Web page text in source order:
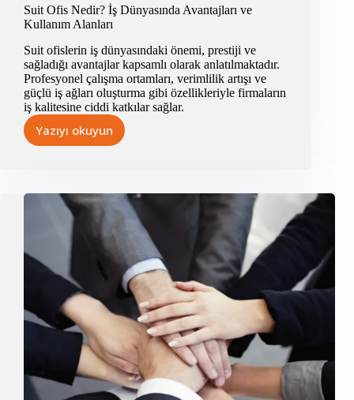
Suit Ofis Nedir? İş Dünyasında Avantajları ve
Kullanım Alanları
Suit ofislerin iş dünyasındaki önemi, prestiji ve
sağladığı avantajlar kapsamlı olarak anlatılmaktadır.
Profesyonel çalışma ortamları, verimlilik artışı ve
güçlü iş ağları oluşturma gibi özellikleriyle firmaların
iş kalitesine ciddi katkılar sağlar.
Yazıyı okuyun
Suit
Dünyasında
Avantajları
ve
Kullanım
Alanları